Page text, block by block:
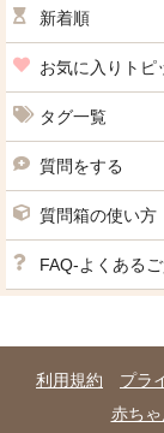
新着順
お気に入りトピ
タグ一覧
質問をする
質問箱の使い方
FAQ-よくある
利用規約 プラ
赤ち